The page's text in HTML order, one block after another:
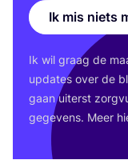
Ik mis niets
Ik wil graag de
upda­tes over de
gaan uiterst
gege­vens. Meer